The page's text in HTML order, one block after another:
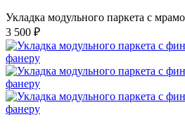
Укладка модульного паркета с
3 500 ₽